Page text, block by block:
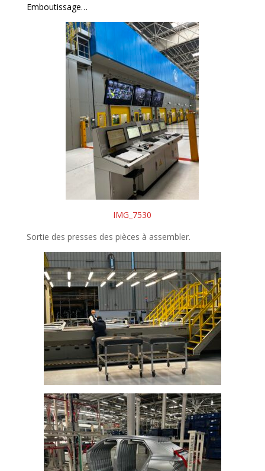
Emboutissage…
IMG_7530
Sortie des presses des pièces à assembler.